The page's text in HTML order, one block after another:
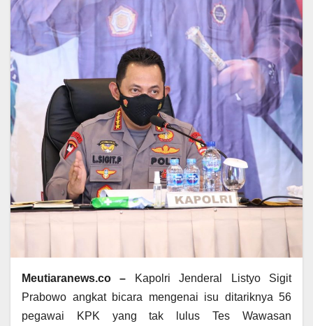
Meutiaranews.co –
Kapolri Jenderal Listyo Sigit
Prabowo angkat bicara mengenai isu ditariknya 56
pegawai KPK yang tak lulus Tes Wawasan